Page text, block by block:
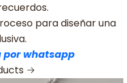
para diseñar una
por whatsapp